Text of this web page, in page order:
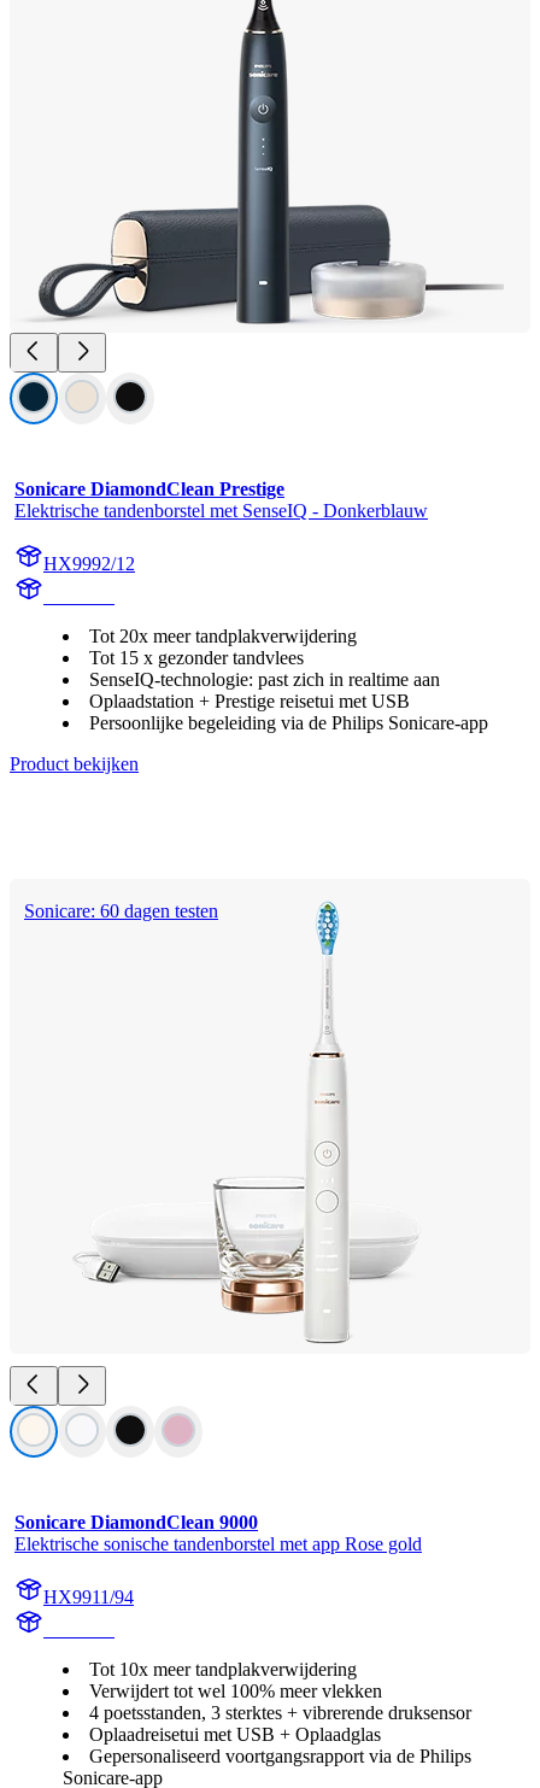
Sonicare DiamondClean Prestige
Elektrische tandenborstel met SenseIQ - Donkerblauw
HX9992/12
Tot 20x meer tandplakverwijdering
Tot 15 x gezonder tandvlees
SenseIQ-technologie: past zich in realtime aan
Oplaadstation + Prestige reisetui met USB
Persoonlijke begeleiding via de Philips Sonicare-app
Product bekijken
Sonicare: 60 dagen testen
Sonicare DiamondClean 9000
Elektrische sonische tandenborstel met app Rose gold
HX9911/94
Tot 10x meer tandplakverwijdering
Verwijdert tot wel 100% meer vlekken
4 poetsstanden, 3 sterktes + vibrerende druksensor
Oplaadreisetui met USB + Oplaadglas
Gepersonaliseerd voortgangsrapport via de Philips
Sonicare-app